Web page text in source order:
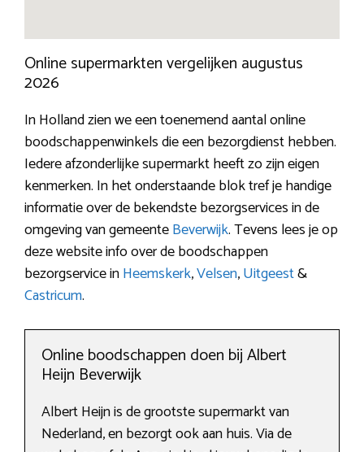
Online supermarkten vergelijken augustus
2026
In Holland zien we een toenemend aantal online
boodschappenwinkels die een bezorgdienst hebben.
Iedere afzonderlijke supermarkt heeft zo zijn eigen
kenmerken. In het onderstaande blok tref je handige
informatie over de bekendste bezorgservices in de
omgeving van gemeenteBeverwijk. Tevens lees je op
deze website info over de boodschappen
bezorgservice inHeemskerk,Velsen,Uitgeest&
Castricum.
Online boodschappen doen bij Albert
Heijn Beverwijk
Albert Heijn is de grootste supermarkt van
Nederland, en bezorgt ook aan huis. Via de